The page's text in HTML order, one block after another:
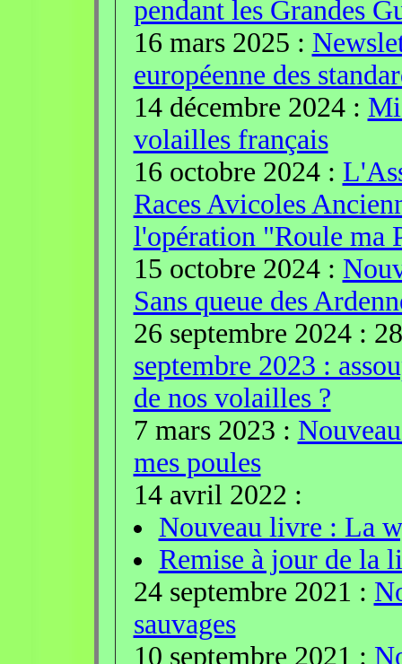
pendant les Grandes
16 mars 2025 :
européenne des
14 décembre 2024 :
volailles français
16 octobre 2024 :
Races Avicoles
l'opération "Roule ma
15 octobre 2024 :
Sans queue des
26 septembre 2024 :
septembre 2023 :
de nos volailles ?
7 mars 2023 :
mes poules
14 avril 2022 :
Nouveau livre : La
Remise à jour de la
24 septembre 2021 :
sauvages
10 septembre 2021 :